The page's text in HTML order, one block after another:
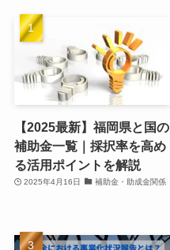
【2025最新】福岡県と国の
補助金一覧｜採択率を高め
る活用ポイントを解説
2025年4月16日 補助金・助成金関係